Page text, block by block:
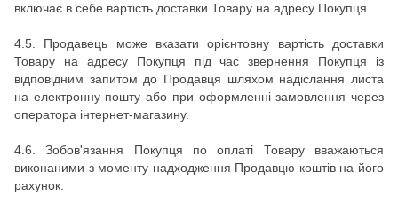
включає в себе вартість доставки Товару на адресу Покупця.
4.5.
Продавець може вказати орієнтовну вартість доставки
Товару на адресу Покупця під час звернення Покупця із
відповідним запитом до Продавця шляхом надіслання листа
на електронну пошту або при оформленні замовлення через
оператора інтернет-магазину.
4.6.
Зобов'язання Покупця по оплаті Товару вважаються
виконаними з моменту надходження Продавцю коштів на його
рахунок.